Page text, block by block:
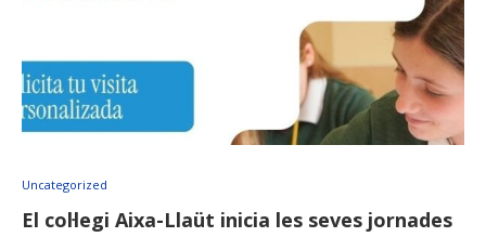
Uncategorized
El col·legi Aixa-Llaüt inicia les seves jornades